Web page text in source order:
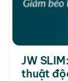
JW
thuật